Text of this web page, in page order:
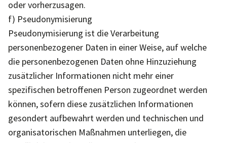
oder vorherzusagen.
f) Pseudonymisierung
Pseudonymisierung ist die Verarbeitung
personenbezogener Daten in einer Weise, auf welche
die personenbezogenen Daten ohne Hinzuziehung
zusätzlicher Informationen nicht mehr einer
spezifischen betroffenen Person zugeordnet werden
können, sofern diese zusätzlichen Informationen
gesondert aufbewahrt werden und technischen und
organisatorischen Maßnahmen unterliegen, die